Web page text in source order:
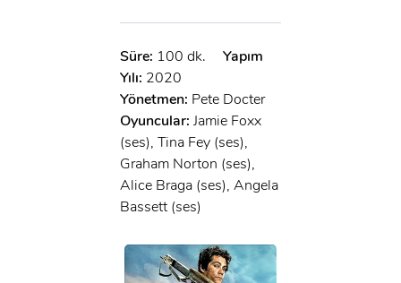
Süre: 100 dk.
Yapım
Yılı: 2020
Yönetmen: Pete Docter
Oyuncular: Jamie Foxx
(ses), Tina Fey (ses),
Graham Norton (ses),
Alice Braga (ses), Angela
Bassett (ses)